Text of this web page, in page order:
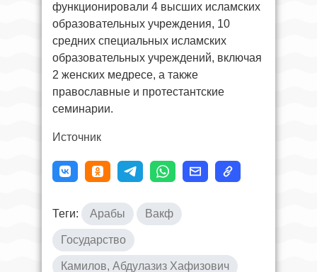
функционировали 4 высших исламских
образовательных учреждения, 10
средних специальных исламских
образовательных учреждений, включая
2 женских медресе, а также
православные и протестантские
семинарии.
Источник
Теги: Арабы Вакф
Государство
Камилов, Абдулазиз Хафизович